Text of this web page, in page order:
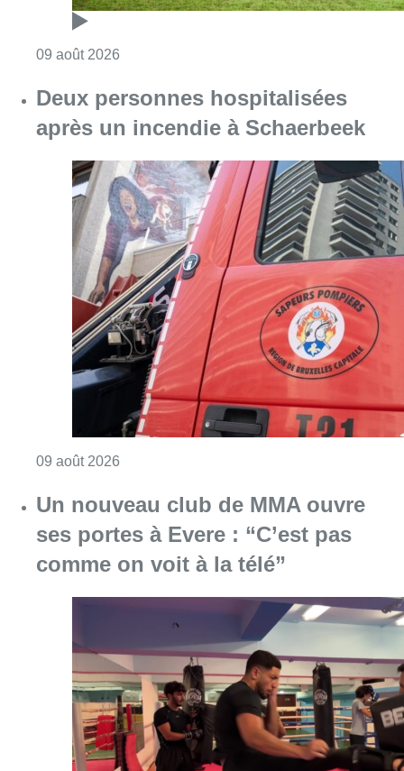
09 août 2026
Deux personnes hospitalisées
après un incendie à Schaerbeek
09 août 2026
Un nouveau club de MMA ouvre
ses portes à Evere : “C’est pas
comme on voit à la télé”